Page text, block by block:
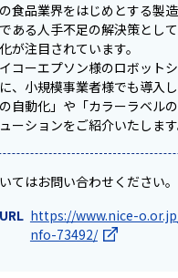
食品業界をはじめとする製
ある人手不足の解決策とし
が注目されています。
コーエプソン様のロボット
、小規模事業者様でも導入
自動化」や「カラーラベル
ーションをご紹介いたします
てはお問い合わせください。
https://www.nice-
nfo-73492/